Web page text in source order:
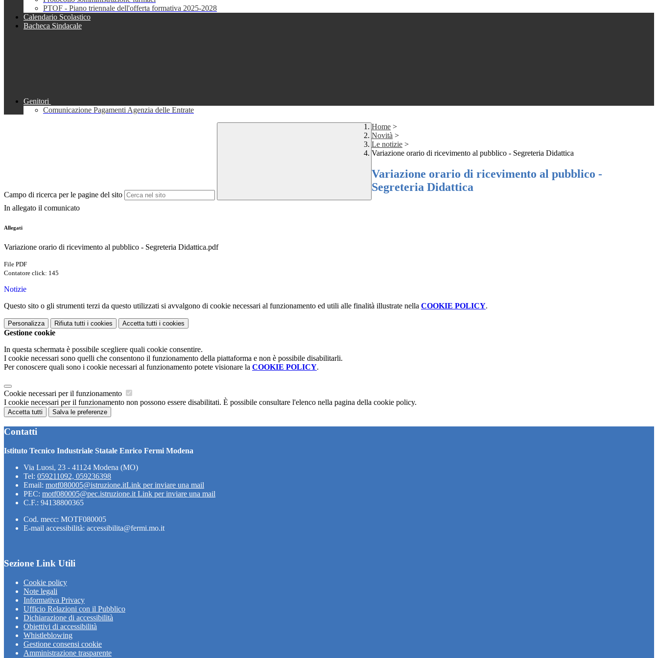
PTOF - Piano triennale dell'offerta formativa 2025-2028
Calendario Scolastico
Bacheca Sindacale
Genitori
Comunicazione Pagamenti Agenzia delle Entrate
Campo di ricerca per le pagine del sito
Home >
Novità >
Le notizie >
Variazione orario di ricevimento al pubblico - Segreteria Didattica
Variazione orario di ricevimento al pubblico -
Segreteria Didattica
In allegato il comunicato
Allegati
Variazione orario di ricevimento al pubblico - Segreteria Didattica.pdf
File PDF
Contatore click: 145
Notizie
Questo sito o gli strumenti terzi da questo utilizzati si avvalgono di cookie necessari al funzionamento ed utili alle finalità illustrate nella COOKIE POLICY.
Personalizza Rifiuta tutti i cookies Accetta tutti i cookies
Gestione cookie
In questa schermata è possibile scegliere quali cookie consentire.
I cookie necessari sono quelli che consentono il funzionamento della piattaforma e non è possibile disabilitarli.
Per conoscere quali sono i cookie necessari al funzionamento potete visionare la COOKIE POLICY.
Cookie necessari per il funzionamento
I cookie necessari per il funzionamento non possono essere disabilitati. È possibile consultare l'elenco nella pagina della cookie policy.
Accetta tutti Salva le preferenze
Contatti
Istituto Tecnico Industriale Statale Enrico Fermi Modena
Via Luosi, 23 - 41124 Modena (MO)
Tel: 059211092, 059236398
Email: motf080005@istruzione.itLink per inviare una mail
PEC: motf080005@pec.istruzione.it Link per inviare una mail
C.F.: 94138800365
Cod. mecc: MOTF080005
E-mail accessibilità: accessibilita@fermi.mo.it
Sezione Link Utili
Cookie policy
Note legali
Informativa Privacy
Ufficio Relazioni con il Pubblico
Dichiarazione di accessibilità
Obiettivi di accessibilità
Whistleblowing
Gestione consensi cookie
Amministrazione trasparente